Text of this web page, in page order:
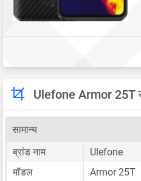
Ulefone Armor 25T
सामान्य
ब्रांड नाम
Ulefone
मॉडल
Armor 25T